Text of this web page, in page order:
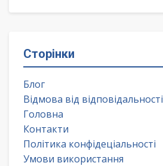
Сторінки
Блог
Відмова від відповідальності
Головна
Контакти
Політика конфідеціальності
Умови використання